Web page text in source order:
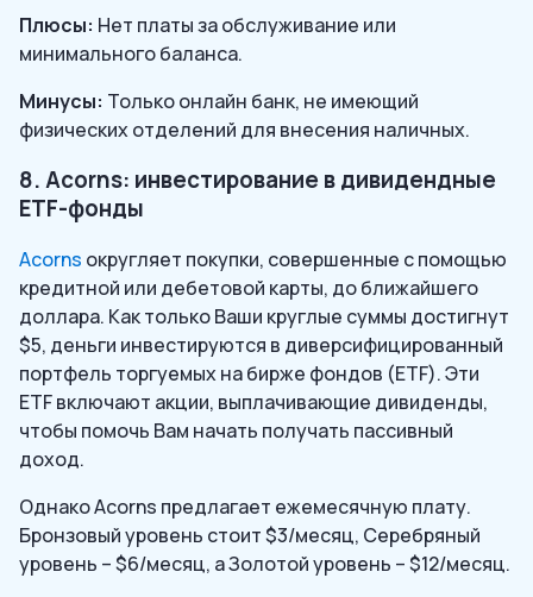
Плюсы: Нет платы за обслуживание или
минимального баланса.
Минусы: Только онлайн банк, не имеющий
физических отделений для внесения наличных.
8. Acorns: инвестирование в дивидендные
ETF-фонды
Acorns округляет покупки, совершенные с помощью
кредитной или дебетовой карты, до ближайшего
доллара. Как только Ваши круглые суммы достигнут
$5, деньги инвестируются в диверсифицированный
портфель торгуемых на бирже фондов (ETF). Эти
ETF включают акции, выплачивающие дивиденды,
чтобы помочь Вам начать получать пассивный
доход.
Однако Acorns предлагает ежемесячную плату.
Бронзовый уровень стоит $3/месяц, Серебряный
уровень – $6/месяц, а Золотой уровень – $12/месяц.